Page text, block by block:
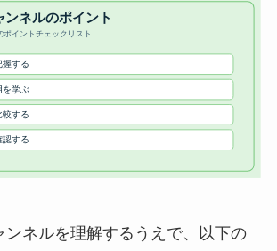
ンネルを理解するうえで、以下の